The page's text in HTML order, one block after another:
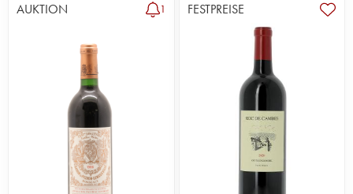
AUKTION 1 FESTPREISE